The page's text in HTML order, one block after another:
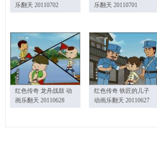
乐翻天 20110702
乐翻天 20110701
红色传奇 龙舟战鼓 动
画乐翻天 20110628
红色传奇 铁匠的儿子
动画乐翻天 20110627